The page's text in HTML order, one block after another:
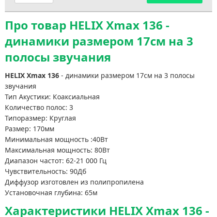
Про товар HELIX Xmax 136 -
динамики размером 17см на 3
полосы звучания
HELIX Xmax 136 - динамики размером 17см на 3 полосы
звучания
Тип Акустики: Коаксиальная
Количество полос: 3
Типоразмер: Круглая
Размер: 170мм
Минимальная мощность :40Вт
Максимальная мощность: 80Вт
Диапазон частот: 62-21 000 Гц
Чувствительность: 90Дб
Диффузор изготовлен из полипропилена
Установочная глубина: 65м
Характеристики HELIX Xmax 136 -